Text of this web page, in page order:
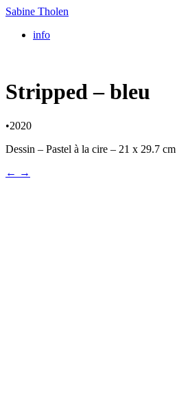
Sabine Tholen
info
Stripped – bleu
•2020
Dessin – Pastel à la cire – 21 x 29.7 cm
← →